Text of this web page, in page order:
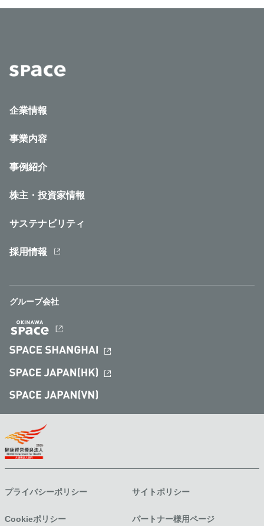
企業情報
事業内容
事例紹介
株主・投資家情報
サステナビリティ
採用情報
グループ会社
プライバシーポリシー サイトポリシー
Cookieポリシー パートナー様用ページ